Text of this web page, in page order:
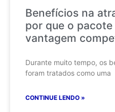
Benefícios na
por que o
vantagem
Durante muito tempo, os
foram tratados como uma
CONTINUE LENDO »